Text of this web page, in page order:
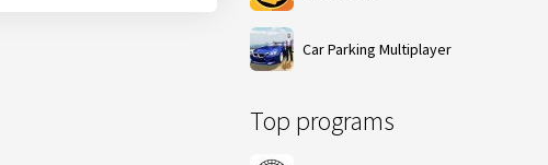
Car Parking Multiplayer
Top programs